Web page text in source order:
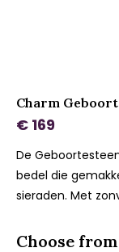
Charm
€ 169
De
bedel die
sieraden. Met
Choose